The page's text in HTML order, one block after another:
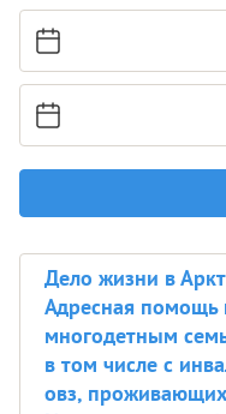
Дело жизни в
Адресная
многодетным
в том числе с
овз,